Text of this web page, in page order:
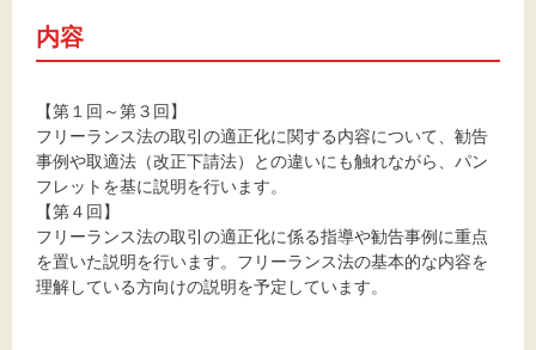
内容
【第１回～第３回】
フリーランス法の取引の適正化に関する内容について、勧告
事例や取適法（改正下請法）との違いにも触れながら、パン
フレットを基に説明を行います。
【第４回】
フリーランス法の取引の適正化に係る指導や勧告事例に重点
を置いた説明を行います。フリーランス法の基本的な内容を
理解している方向けの説明を予定しています。